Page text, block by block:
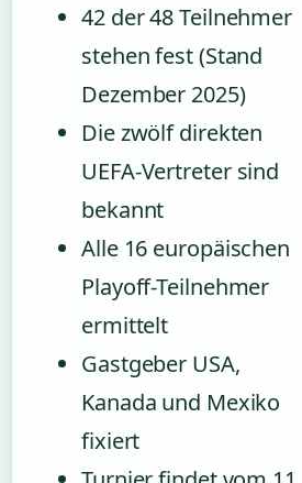
42 der 48 Teilnehmer
stehen fest (Stand
Dezember 2025)
Die zwölf direkten
UEFA-Vertreter sind
bekannt
Alle 16 europäischen
Playoff-Teilnehmer
ermittelt
Gastgeber USA,
Kanada und Mexiko
fixiert